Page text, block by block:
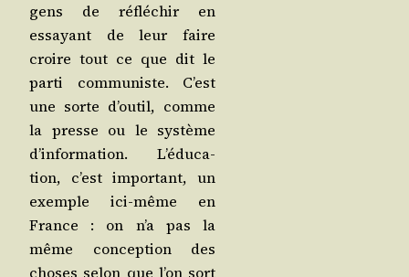
gens de réflé­chir en
essayant de leur faire
croire tout ce que dit le
par­ti com­mu­niste. C’est
une sorte d’ou­til, comme
la presse ou le sys­tème
d’in­for­ma­tion. L’é­du­ca­
tion, c’est impor­tant, un
exemple ici-même en
France : on n’a pas la
même concep­tion des
choses selon que l’on sort